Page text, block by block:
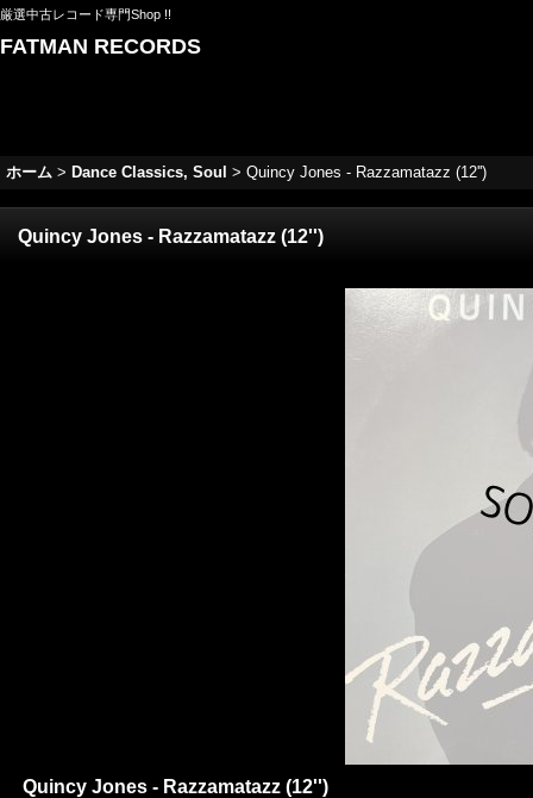
厳選中古レコード専門Shop !!
FATMAN RECORDS
ホーム > Dance Classics, Soul > Quincy Jones - Razzamatazz (12'')
Quincy Jones - Razzamatazz (12'')
Quincy Jones - Razzamatazz (12'')